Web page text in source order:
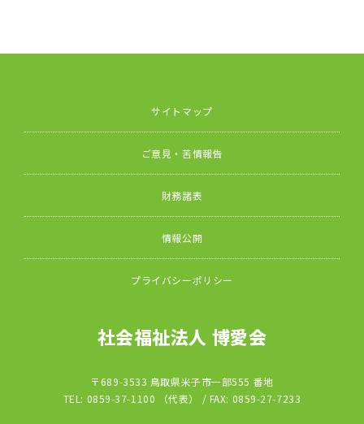
サイトマップ
ご意見・苦情報告
財務諸表
情報公開
プライバシーポリシー
社会福祉法人 博愛会
〒689-3533 鳥取県米子市一部555 番地
TEL: 0859-37-1100 （代表） / FAX: 0859-27-7233